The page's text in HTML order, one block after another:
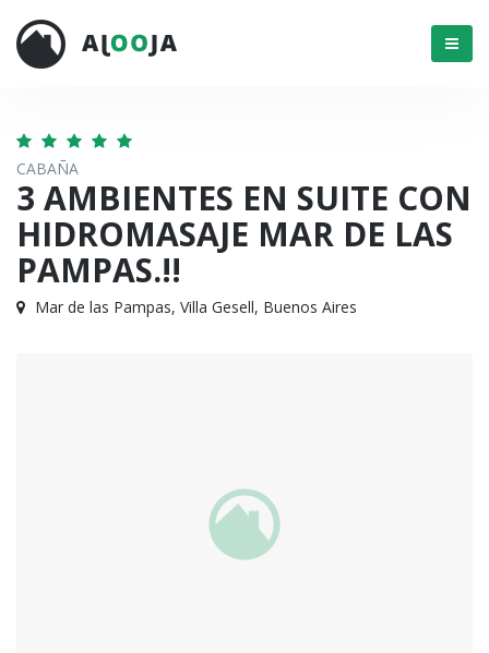
Menú
CABAÑA
3 AMBIENTES EN SUITE CON
HIDROMASAJE MAR DE LAS
PAMPAS.!!
Mar de las Pampas, Villa Gesell, Buenos Aires